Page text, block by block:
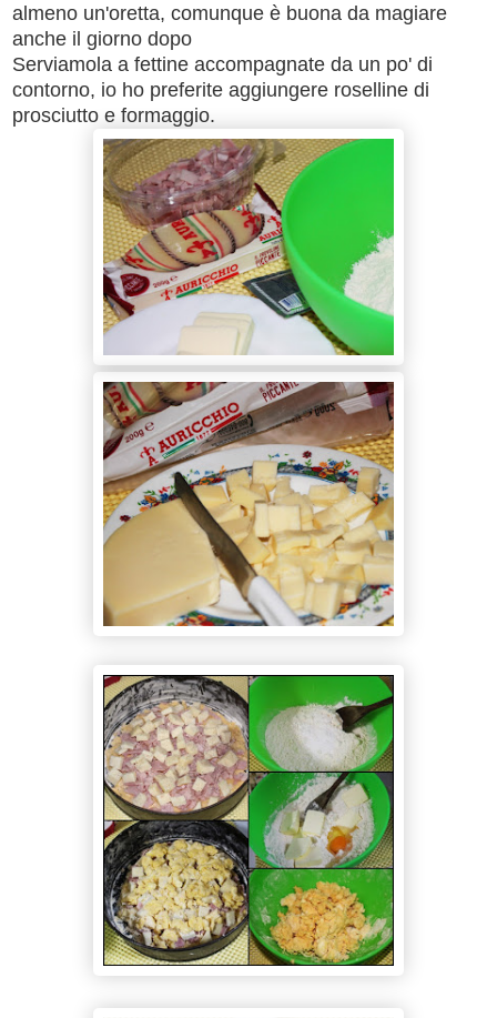
almeno un'oretta, comunque è buona da magiare
anche il giorno dopo
Serviamola a fettine accompagnate da un po' di
contorno, io ho preferite aggiungere roselline di
prosciutto e formaggio.